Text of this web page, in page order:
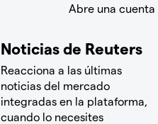
Abre una
Noticias de Reuters
Reacciona a las últimas
noticias del mercado
integradas en la plataforma,
cuando lo necesites